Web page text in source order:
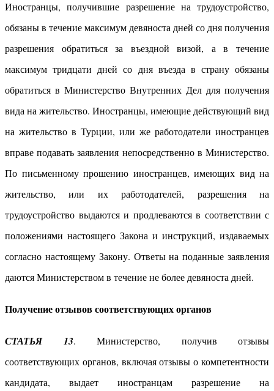
Иностранцы, получившие разрешение на трудоустройство,
обязаны в течение максимум девяноста дней со дня получения
разрешения обратиться за въездной визой, а в течение
максимум тридцати дней со дня въезда в страну обязаны
обратиться в Министерство Внутренних Дел для получения
вида на жительство. Иностранцы, имеющие действующий вид
на жительство в Турции, или же работодатели иностранцев
вправе подавать заявления непосредственно в Министерство.
По письменному прошению иностранцев, имеющих вид на
жительство, или их работодателей, разрешения на
трудоустройство выдаются и продлеваются в соответствии с
положениями настоящего Закона и инструкций, издаваемых
согласно настоящему Закону. Ответы на поданные заявления
даются Министерством в течение не более девяноста дней.
Получение отзывов соответствующих органов
СТАТЬЯ 13. Министерство, получив отзывы
соответствующих органов, включая отзывы о компетентности
кандидата, выдает иностранцам разрешение на